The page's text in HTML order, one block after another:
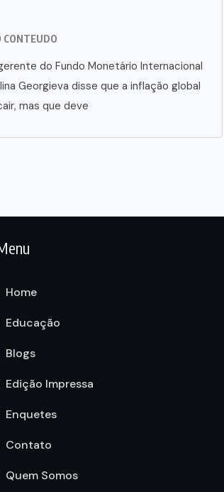
CONTEUDO
do Fundo Monetário Internacional
Georgieva disse que a inflação global
mas que deve
Home
Educação
Blogs
Edição Impressa
Enquetes
Contato
Quem Somos